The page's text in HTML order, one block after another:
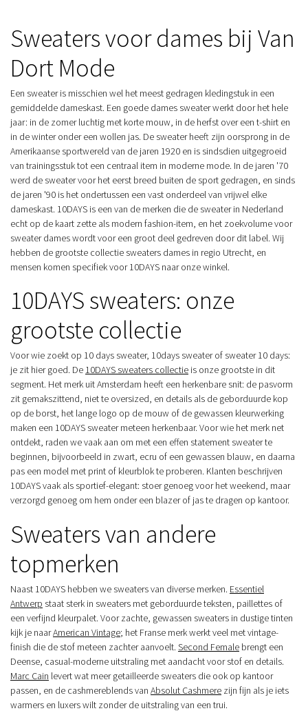
Sweaters voor dames bij Van
Dort Mode
Een sweater is misschien wel het meest gedragen kledingstuk in een
gemiddelde dameskast. Een goede dames sweater werkt door het hele
jaar: in de zomer luchtig met korte mouw, in de herfst over een t-shirt en
in de winter onder een wollen jas. De sweater heeft zijn oorsprong in de
Amerikaanse sportwereld van de jaren 1920 en is sindsdien uitgegroeid
van trainingsstuk tot een centraal item in moderne mode. In de jaren '70
werd de sweater voor het eerst breed buiten de sport gedragen, en sinds
de jaren '90 is het ondertussen een vast onderdeel van vrijwel elke
dameskast. 10DAYS is een van de merken die de sweater in Nederland
echt op de kaart zette als modern fashion-item, en het zoekvolume voor
sweater dames wordt voor een groot deel gedreven door dit label. Wij
hebben de grootste collectie sweaters dames in regio Utrecht, en
mensen komen specifiek voor 10DAYS naar onze winkel.
10DAYS sweaters: onze
grootste collectie
Voor wie zoekt op 10 days sweater, 10days sweater of sweater 10 days:
je zit hier goed. De 10DAYS sweaters collectie is onze grootste in dit
segment. Het merk uit Amsterdam heeft een herkenbare snit: de pasvorm
zit gemakszittend, niet te oversized, en details als de geborduurde kop
op de borst, het lange logo op de mouw of de gewassen kleurwerking
maken een 10DAYS sweater meteen herkenbaar. Voor wie het merk net
ontdekt, raden we vaak aan om met een effen statement sweater te
beginnen, bijvoorbeeld in zwart, ecru of een gewassen blauw, en daarna
pas een model met print of kleurblok te proberen. Klanten beschrijven
10DAYS vaak als sportief-elegant: stoer genoeg voor het weekend, maar
verzorgd genoeg om hem onder een blazer of jas te dragen op kantoor.
Sweaters van andere
topmerken
Naast 10DAYS hebben we sweaters van diverse merken. Essentiel
Antwerp staat sterk in sweaters met geborduurde teksten, paillettes of
een verfijnd kleurpalet. Voor zachte, gewassen sweaters in dustige tinten
kijk je naarAmerican Vintage; het Franse merk werkt veel met vintage-
finish die de stof meteen zachter aanvoelt. Second Female brengt een
Deense, casual-moderne uitstraling met aandacht voor stof en details.
Marc Cain levert wat meer getailleerde sweaters die ook op kantoor
passen, en de cashmereblends van Absolut Cashmere zijn fijn als je iets
warmers en luxers wilt zonder de uitstraling van een trui.